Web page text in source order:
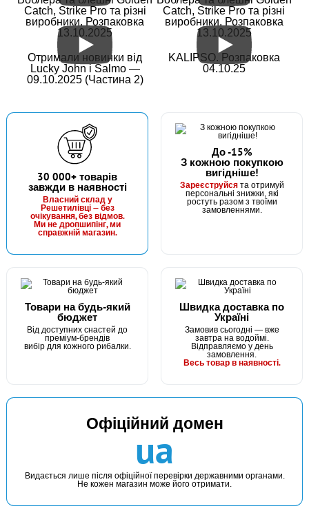
Грузило маркерний 100гр
#GKV10-100
В наявності
38 грн 2 шт.
Грузило короповий Булава 100г
КУПИТИ
Грузило короповий маркерний Булава 40г
Catch, Strike Pro та різні
виробники. Розпаковка
13.10.2025
Catch, Strike Pro та різні
виробники. Розпаковка
13.10.2025
Отримали новинки від
Lucky John і Salmo —
09.10.2025 (Частина 2)
KALIPSO. Розпаковка
04.10.25
30 000+ товарів
завжди в наявності
Власний склад у
Решетилівці — без
очікування, без відмов.
Ми не дропшипінг, ми
справжній магазин.
До -15%
З кожною покупкою
вигідніше!
Зареєструйсята отримуй
персональні знижки, які
ростуть разом з твоїми
замовленнями.
Товари на будь-який
бюджет
Від доступних снастей до
преміум-брендів
вибір для кожного рибалки.
Швидка доставка по
Україні
Замовив сьогодні — вже
завтра на водоймі.
Відправляємо у день
замовлення.
Весь товар в наявності.
Офіційний домен
ua
Видається лише після офіційної перевірки державними органами.
Не кожен магазин може його отримати.